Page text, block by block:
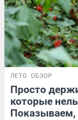
ЛЕТО ОБЗОР
Просто
которые
Показываем,